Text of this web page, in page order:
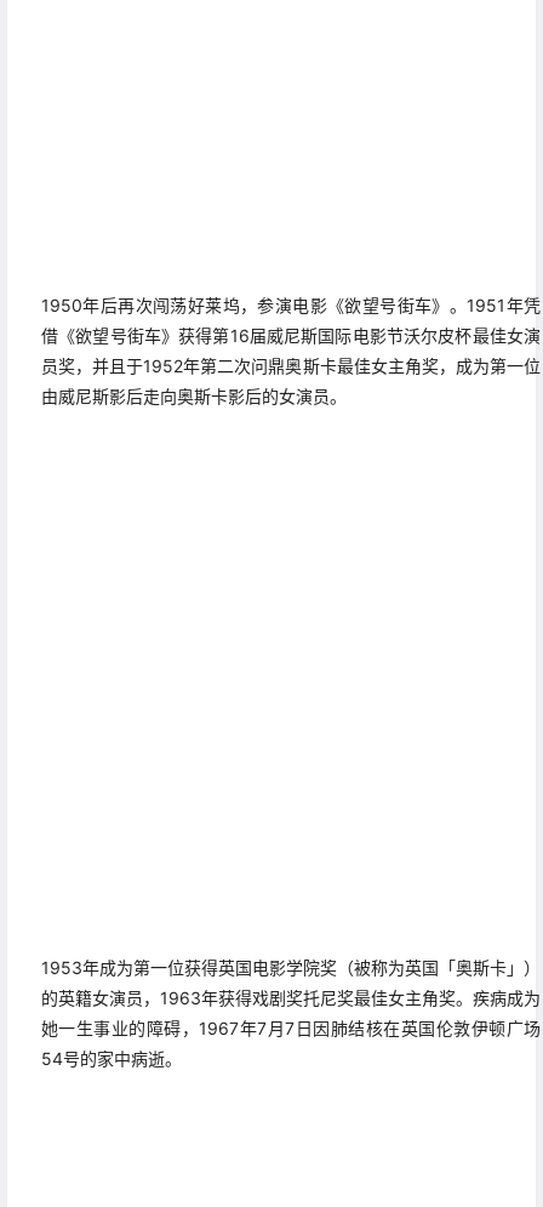
1950年后再次闯荡好莱坞，参演电影《欲望号街车》。1951年凭
借《欲望号街车》获得第16届威尼斯国际电影节沃尔皮杯最佳女演
员奖，并且于1952年第二次问鼎奥斯卡最佳女主角奖，成为第一位
由威尼斯影后走向奥斯卡影后的女演员。
1953年成为第一位获得英国电影学院奖（被称为英国「奥斯卡」）
的英籍女演员，1963年获得戏剧奖托尼奖最佳女主角奖。疾病成为
她一生事业的障碍，1967年7月7日因肺结核在英国伦敦伊顿广场
54号的家中病逝。